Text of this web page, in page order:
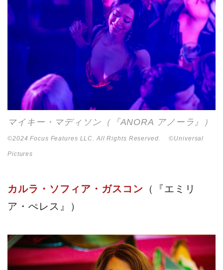
マイキー・マディソン（『ANORA アノーラ』）
©2024 Focus Features LLC. All Rights Reserved. ©Universal
Pictures
カルラ・ソフィア・ガスコン （『エミリ
ア・ぺレス』）